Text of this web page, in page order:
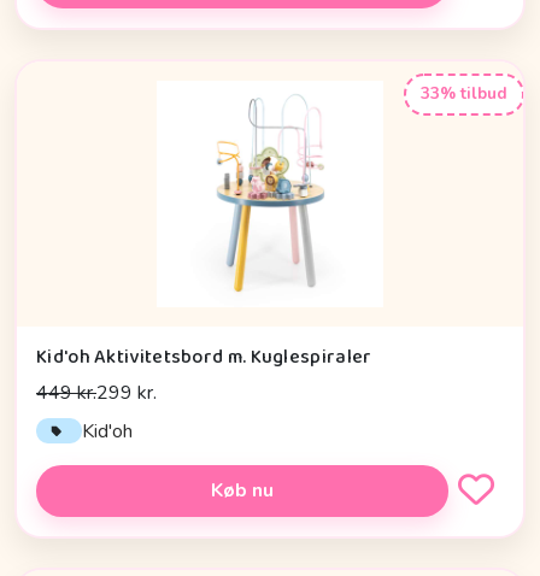
33% tilbud
Kid'oh Aktivitetsbord m. Kuglespiraler
449 kr.299 kr.
Kid'oh
Køb nu